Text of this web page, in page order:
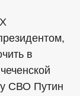
в
СВО Путин